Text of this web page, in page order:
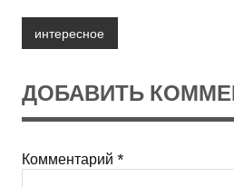
интересное
ДОБАВИТЬ
Комментарий *